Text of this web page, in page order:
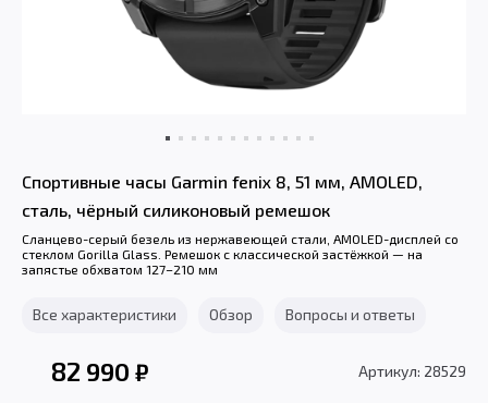
Спортивные часы Garmin fenix 8, 51 мм, AMOLED,
сталь, чёрный силиконовый ремешок
Сланцево-серый безель из нержавеющей стали, AMOLED-дисплей со
стеклом Gorilla Glass. Ремешок с классической застёжкой — на
запястье обхватом 127–210 мм
Все характеристики Обзор Вопросы и ответы
82 990 ₽ Артикул: 28529